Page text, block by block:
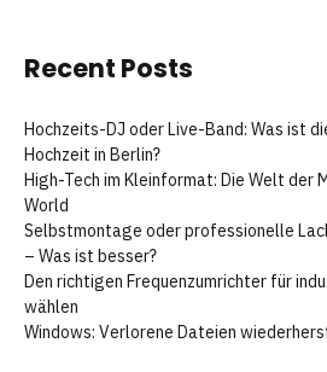
Recent Posts
Hochzeits-DJ oder Live-Band: Was ist
Hochzeit in Berlin?
High-Tech im Kleinformat: Die Welt der
World
Selbstmontage oder professionelle
– Was ist besser?
Den richtigen Frequenzumrichter für
wählen
Windows: Verlorene Dateien